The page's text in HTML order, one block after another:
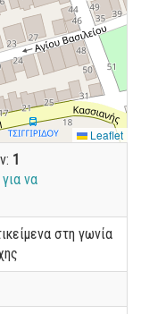
Leaflet
1
να
στη γωνία